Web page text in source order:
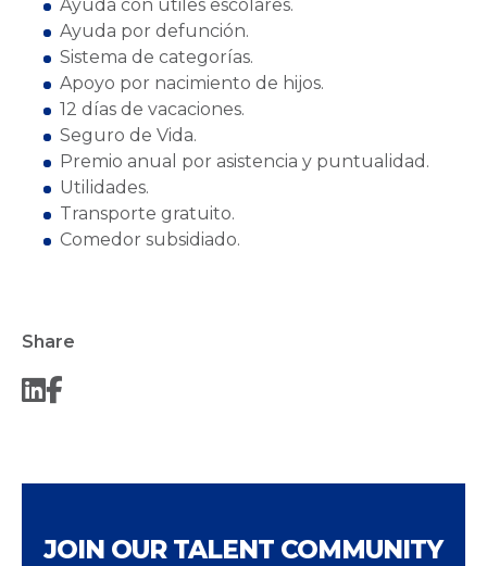
Ayuda con útiles escolares.
Ayuda por defunción.
Sistema de categorías.
Apoyo por nacimiento de hijos.
12 días de vacaciones.
Seguro de Vida.
Premio anual por asistencia y puntualidad.
Utilidades.
Transporte gratuito.
Comedor subsidiado.
Share
JOIN OUR TALENT COMMUNITY